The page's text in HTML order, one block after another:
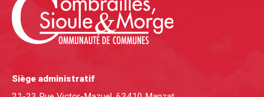
Siège administratif